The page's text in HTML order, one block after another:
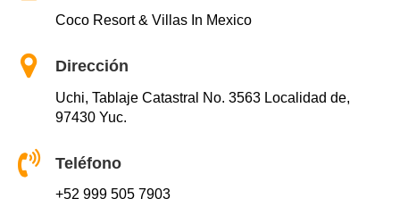
Coco Resort & Villas In Mexico
Dirección
Uchi, Tablaje Catastral No. 3563 Localidad de,
97430 Yuc.
Teléfono
+52 999 505 7903